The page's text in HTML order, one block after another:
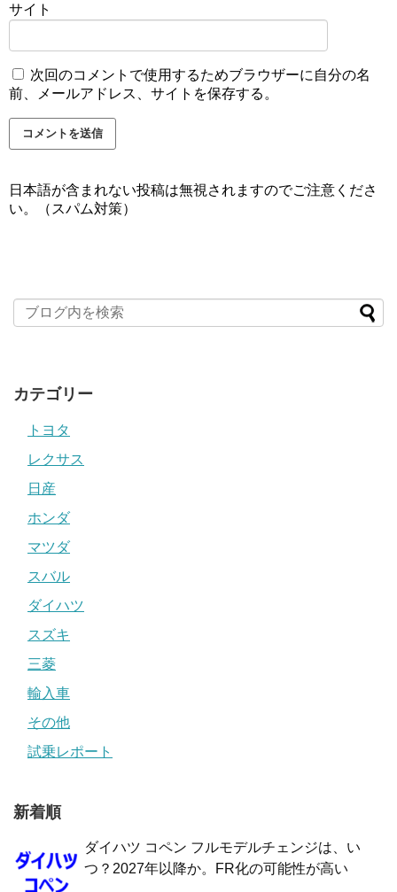
サイト
次回のコメントで使用するためブラウザーに自分の名
前、メールアドレス、サイトを保存する。
日本語が含まれない投稿は無視されますのでご注意くださ
い。（スパム対策）
カテゴリー
トヨタ
レクサス
日産
ホンダ
マツダ
スバル
ダイハツ
スズキ
三菱
輸入車
その他
試乗レポート
新着順
ダイハツ コペン フルモデルチェンジは、い
つ？2027年以降か。FR化の可能性が高い